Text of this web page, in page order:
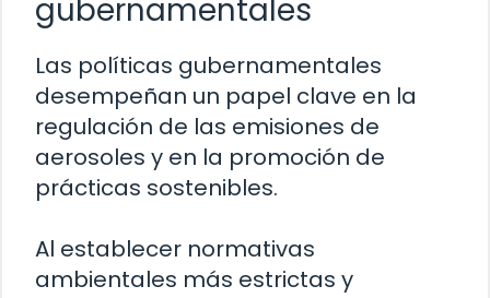
gubernamentales
Las políticas gubernamentales
desempeñan un papel clave en la
regulación de las emisiones de
aerosoles y en la promoción de
prácticas sostenibles.
Al establecer normativas
ambientales más estrictas y